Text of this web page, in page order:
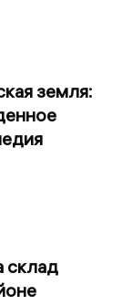
земля:
склад